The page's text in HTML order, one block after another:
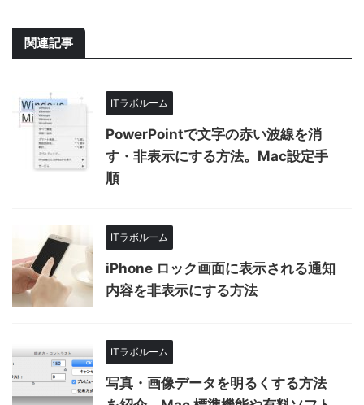
関連記事
ITラボルーム
PowerPointで文字の赤い波線を消
す・非表示にする方法。Mac設定手
順
ITラボルーム
iPhone ロック画面に表示される通知
内容を非表示にする方法
ITラボルーム
写真・画像データを明るくする方法